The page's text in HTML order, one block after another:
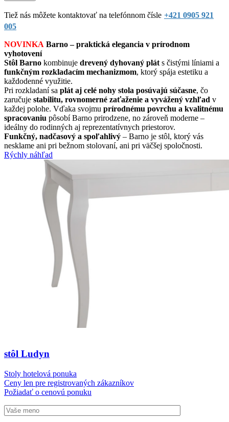
Tiež nás môžete kontaktovať na telefónnom čísle +421 0905 921
005
NOVINKA Barno – praktická elegancia v prírodnom
vyhotovení
Stôl Barno kombinuje drevený dyhovaný plát s čistými líniami a
funkčným rozkladacím mechanizmom, ktorý spája estetiku a
každodenné využitie.
Pri rozkladaní sa plát aj celé nohy stola posúvajú súčasne, čo
zaručuje stabilitu, rovnomerné zaťaženie a vyvážený vzhľad v
každej polohe. Vďaka svojmu prírodnému povrchu a kvalitnému
spracovaniu pôsobí Barno prirodzene, no zároveň moderne –
ideálny do rodinných aj reprezentatívnych priestorov.
Funkčný, nadčasový a spoľahlivý – Barno je stôl, ktorý vás
nesklame ani pri bežnom stolovaní, ani pri väčšej spoločnosti.
Rýchly náhľad
stôl Ludyn
Stoly hotelová ponuka
Ceny len pre registrovaných zákazníkov
Požiadať o cenovú ponuku